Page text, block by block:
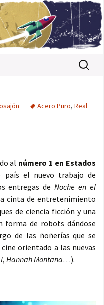
Buscar:
Acero Puro, Real
al número 1 en Estados
el nuevo trabajo de
entregas deNoche en el
cinta de entretenimiento
de ciencia ficción y una
forma de robots dándose
de las ñoñerías que se
orientado a las nuevas
, Hannah Montana…).